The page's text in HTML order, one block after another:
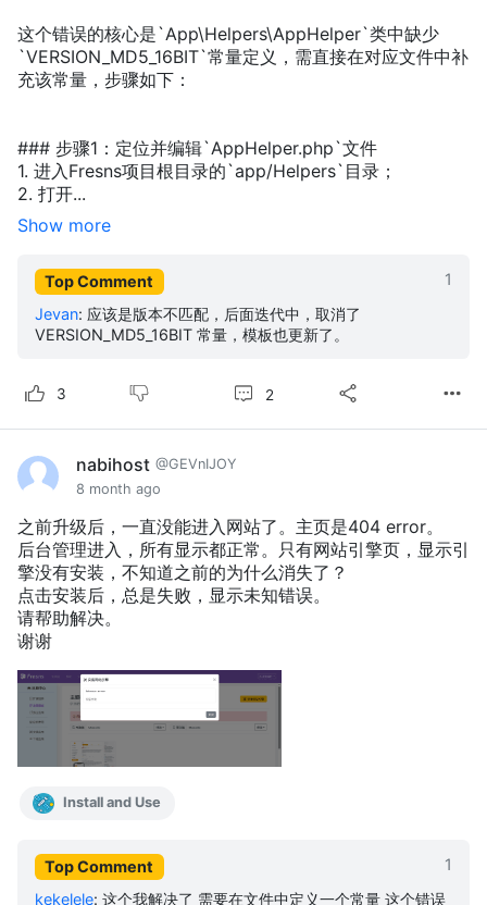
这个错误的核心是`App\Helpers\AppHelper`类中缺少
`VERSION_MD5_16BIT`常量定义，需直接在对应文件中补
充该常量，步骤如下：
### 步骤1：定位并编辑`AppHelper.php`文件
1. 进入Fresns项目根目录的`app/Helpers`目录；
2. 打开...
Show more
Top Comment
1
Jevan: 应该是版本不匹配，后面迭代中，取消了
VERSION_MD5_16BIT 常量，模板也更新了。
3 2
nabihost @GEVnIJOY
8 month ago
之前升级后，一直没能进入网站了。主页是404 error。
后台管理进入，所有显示都正常。只有网站引擎页，显示引
擎没有安装，不知道之前的为什么消失了？
点击安装后，总是失败，显示未知错误。
请帮助解决。
谢谢
Install and Use
Top Comment
1
kekelele: 这个我解决了 需要在文件中定义一个常量 这个错误